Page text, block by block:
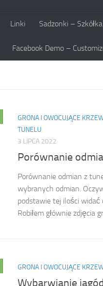
Linki Sadzonki –
Facebook Demo –
GRONA I OWOCUJĄCE
TUNELU
3 LIPCA 2022
Porównanie
Porównanie odmian z
wybranych odmian.
podstawie tej ilości
Robiłem głównie zdjęcia
GRONA I OWOCUJĄCE
Wybarwianie